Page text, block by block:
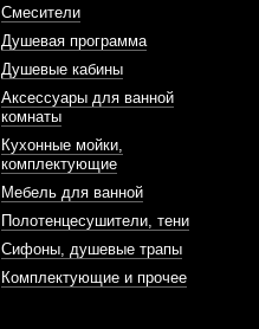
Смесители
Душевая программа
Душевые кабины
Аксессуары для ванной
комнаты
Кухонные мойки,
комплектующие
Мебель для ванной
Полотенцесушители, тени
Сифоны, душевые трапы
Комплектующие и прочее